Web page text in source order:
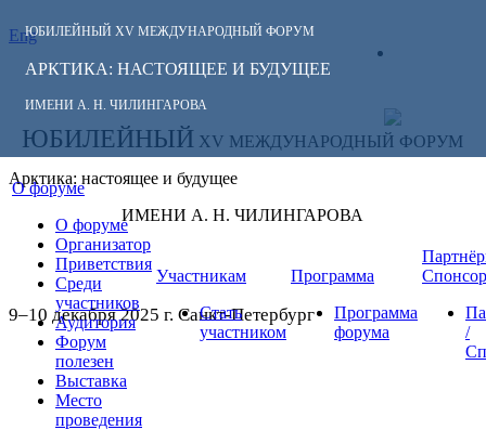
ЮБИЛЕЙНЫЙ XV МЕЖДУНАРОДНЫЙ ФОРУМ
АРКТИКА: НАСТОЯЩЕЕ И БУДУЩЕЕ
ИМЕНИ А. Н. ЧИЛИНГАРОВА
Eng
СЛЕДИТЕ ЗА
НОВОСТЯМИ
ФОРУМА:
ЮБИЛЕЙНЫЙ XV МЕЖДУНАРОДНЫЙ ФОРУМ
Арктика: настоящее и будущее
ИМЕНИ А. Н. ЧИЛИНГАРОВА
9–10 декабря 2025 г. Санкт-Петербург
О форуме
О форуме
Организатор
Приветствия
Среди
участников
Аудитория
Форум
полезен
Выставка
Место
проведения
Участникам
Стать
участником
Программа
Программа
форума
/